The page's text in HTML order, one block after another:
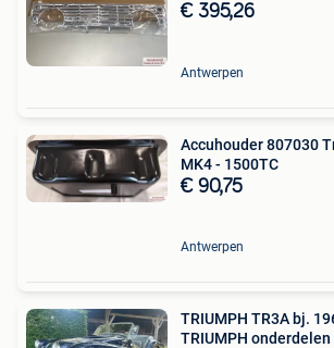
€ 395,26
Antwerpen
Accuhouder 807030
MK4 - 1500TC
€ 90,75
Antwerpen
TRIUMPH TR3A bj.
TRIUMPH onderdelen